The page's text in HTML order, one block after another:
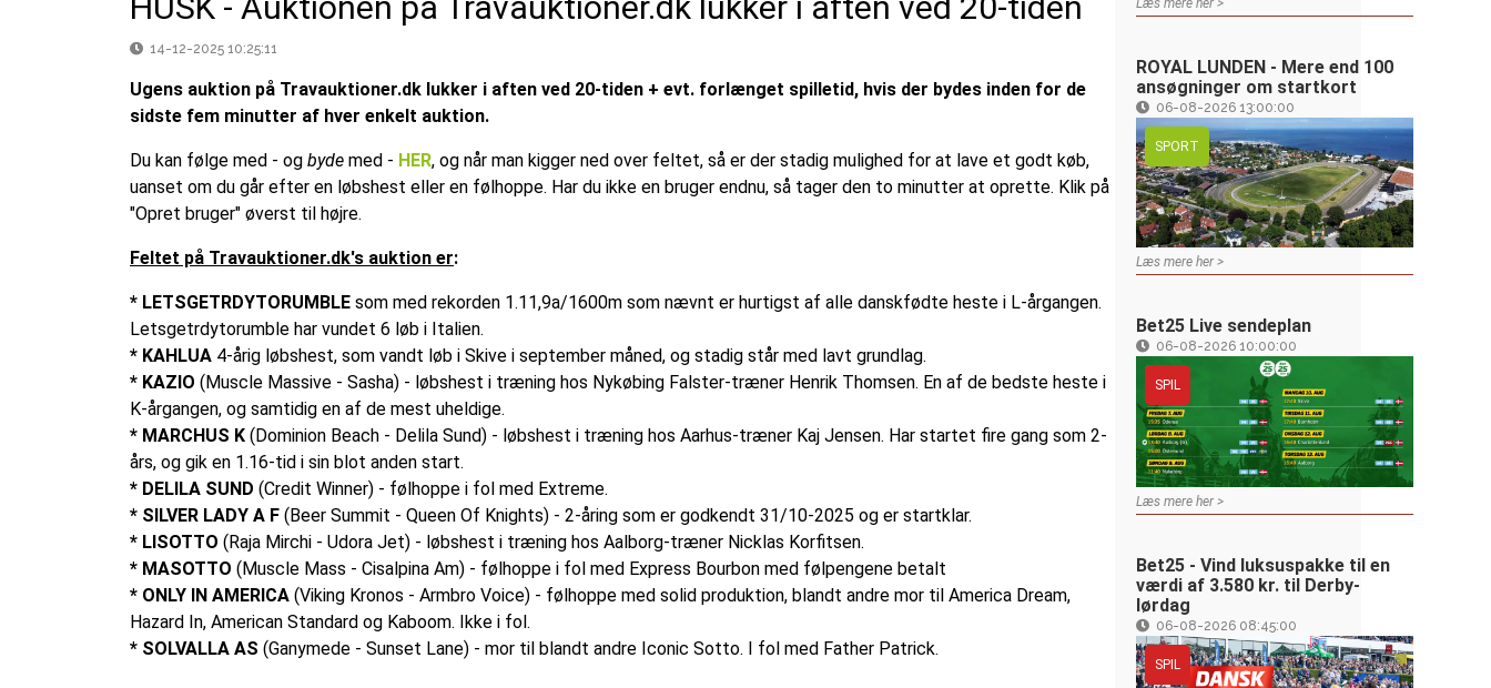
14-12-2025 10:25:11
Ugens auktion på Travauktioner.dk lukker i aften ved 20-tiden + evt. forlænget spilletid, hvis der bydes inden for de
sidste fem minutter af hver enkelt auktion.
Du kan følge med - og byde med - HER, og når man kigger ned over feltet, så er der stadig mulighed for at lave et godt køb,
uanset om du går efter en løbshest eller en følhoppe. Har du ikke en bruger endnu, så tager den to minutter at oprette. Klik på
"Opret bruger" øverst til højre.
Feltet på Travauktioner.dk's auktion er:
* LETSGETRDYTORUMBLE som med rekorden 1.11,9a/1600m som nævnt er hurtigst af alle danskfødte heste i L-årgangen.
Letsgetrdytorumble har vundet 6 løb i Italien.
* KAHLUA 4-årig løbshest, som vandt løb i Skive i september måned, og stadig står med lavt grundlag.
* KAZIO (Muscle Massive - Sasha) - løbshest i træning hos Nykøbing Falster-træner Henrik Thomsen. En af de bedste heste i
K-årgangen, og samtidig en af de mest uheldige.
* MARCHUS K (Dominion Beach - Delila Sund) - løbshest i træning hos Aarhus-træner Kaj Jensen. Har startet fire gang som 2-
års, og gik en 1.16-tid i sin blot anden start.
* DELILA SUND (Credit Winner) - følhoppe i fol med Extreme.
* SILVER LADY A F (Beer Summit - Queen Of Knights) - 2-åring som er godkendt 31/10-2025 og er startklar.
* LISOTTO (Raja Mirchi - Udora Jet) - løbshest i træning hos Aalborg-træner Nicklas Korfitsen.
* MASOTTO (Muscle Mass - Cisalpina Am) - følhoppe i fol med Express Bourbon med følpengene betalt
* ONLY IN AMERICA (Viking Kronos - Armbro Voice) - følhoppe med solid produktion, blandt andre mor til America Dream,
Hazard In, American Standard og Kaboom. Ikke i fol.
* SOLVALLA AS (Ganymede - Sunset Lane) - mor til blandt andre Iconic Sotto. I fol med Father Patrick.
ROYAL LUNDEN - Mere end 100
ansøgninger om startkort
06-08-2026 13:00:00
SPORT
Læs mere her >
Bet25 Live sendeplan
06-08-2026 10:00:00
SPIL
Læs mere her >
Bet25 - Vind luksuspakke til en
værdi af 3.580 kr. til Derby-
lørdag
06-08-2026 08:45:00
SPIL